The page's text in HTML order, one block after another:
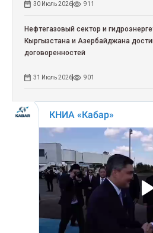
30 Июль 2026 911
Нефтегазовый сектор и
Кыргызстана и Азербайджана
договоренностей
31 Июль 2026 901